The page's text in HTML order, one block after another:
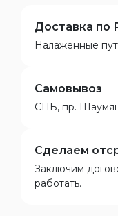
Доставка по
Налаженные
Самовывоз
СПБ, пр.
Сделаем
Заключим
работать.